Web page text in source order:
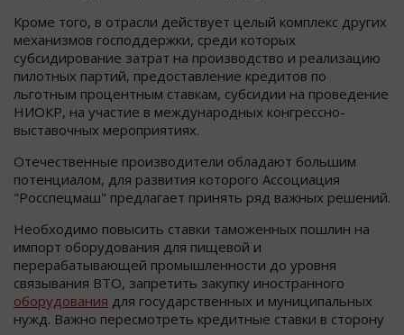
Кроме того, в отрасли действует целый комплекс других
механизмов господдержки, среди которых
субсидирование затрат на производство и реализацию
пилотных партий, предоставление кредитов по
льготным процентным ставкам, субсидии на проведение
НИОКР, на участие в международных конгрессно-
выставочных мероприятиях.
Отечественные производители обладают большим
потенциалом, для развития которого Ассоциация
"Росспецмаш" предлагает принять ряд важных решений.
Необходимо повысить ставки таможенных пошлин на
импорт оборудования для пищевой и
перерабатывающей промышленности до уровня
связывания ВТО, запретить закупку иностранного
оборудования для государственных и муниципальных
нужд. Важно пересмотреть кредитные ставки в сторону